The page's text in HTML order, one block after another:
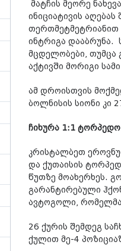
მატჩის მეორე
ინიციატივის
ინტრიგა დააბრუნა.
მცდელობები, თუმცა
აქტივში მორიგი
ამ დროისთვის
ბოლნისის სიონი კი
ჩიხურა 1:1 ტორპედო
კრისტალბეთ
და ქუთაისის
წუთზე მოახერხეს.
გარანტირებული
ავტოგოლი,
26 ქურის შემდეგ
ქულით მე-4